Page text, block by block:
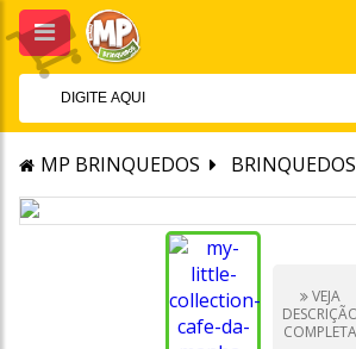
MP BRINQUEDOS BRINQUEDOS
VEJA
COMPLETA